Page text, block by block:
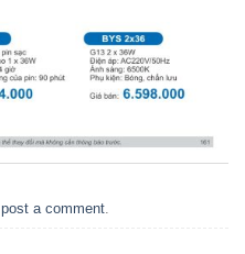
post a comment